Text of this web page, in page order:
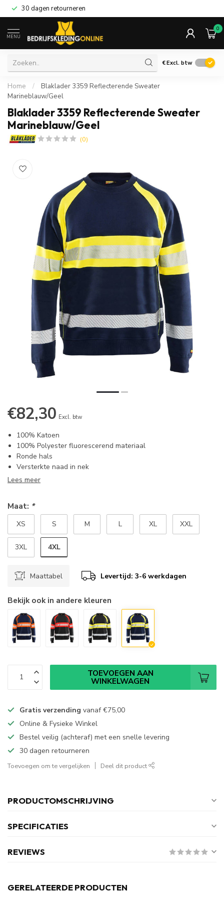
30 dagen retourneren
MENU
0
€Excl. btw
Home /
Blaklader 3359 Reflecterende Sweater
Marineblauw/Geel
Blaklader 3359 Reflecterende Sweater
Marineblauw/Geel
(0)
€82,30 Excl. btw
100% Katoen
100% Polyester fluorescerend materiaal
Ronde hals
Versterkte naad in nek
Lees meer
Maat: *
XS S M L XL XXL
3XL 4XL
Maattabel Levertijd: 3-6 werkdagen
Bekijk ook in andere kleuren
TOEVOEGEN AAN
WINKELWAGEN
Gratis verzending vanaf€75,00
Online & Fysieke Winkel
Bestel veilig (achteraf) met een snelle levering
30 dagen retourneren
Toevoegen om te vergelijken Deel dit product
PRODUCTOMSCHRIJVING
SPECIFICATIES
REVIEWS
GERELATEERDE PRODUCTEN